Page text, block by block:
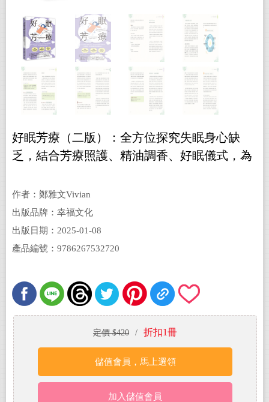
好眠芳療（二版）：全方位探究失眠身心缺
乏，結合芳療照護、精油調香、好眠儀式，為
作者：鄭雅文Vivian
出版品牌：幸福文化
出版日期：2025-01-08
產品編號：9786267532720
定價 $420 / 折扣1冊
儲值會員，馬上選領
加入儲值會員